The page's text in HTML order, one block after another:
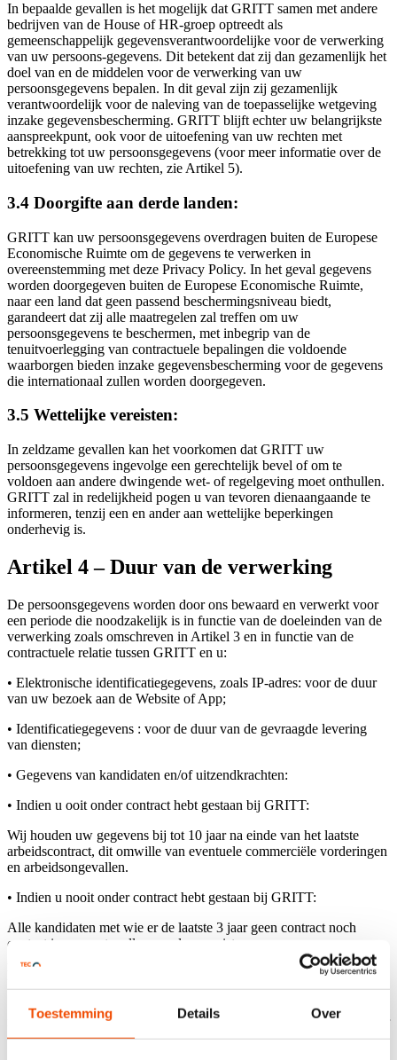
Toestemming Details Over
In bepaalde gevallen is het mogelijk dat GRITT samen met andere
bedrijven van de House of HR-groep optreedt als
gemeenschappelijk gegevensverantwoordelijke voor de verwerking
van uw persoons-gegevens. Dit betekent dat zij dan gezamenlijk het
doel van en de middelen voor de verwerking van uw
persoonsgegevens bepalen. In dit geval zijn zij gezamenlijk
verantwoordelijk voor de naleving van de toepasselijke wetgeving
inzake gegevensbescherming. GRITT blijft echter uw belangrijkste
aanspreekpunt, ook voor de uitoefening van uw rechten met
betrekking tot uw persoonsgegevens (voor meer informatie over de
uitoefening van uw rechten, zie Artikel 5).
3.4 Doorgifte aan derde landen:
GRITT kan uw persoonsgegevens overdragen buiten de Europese
Economische Ruimte om de gegevens te verwerken in
overeenstemming met deze Privacy Policy. In het geval gegevens
worden doorgegeven buiten de Europese Economische Ruimte,
naar een land dat geen passend beschermingsniveau biedt,
garandeert dat zij alle maatregelen zal treffen om uw
persoonsgegevens te beschermen, met inbegrip van de
tenuitvoerlegging van contractuele bepalingen die voldoende
waarborgen bieden inzake gegevensbescherming voor de gegevens
die internationaal zullen worden doorgegeven.
3.5 Wettelijke vereisten:
In zeldzame gevallen kan het voorkomen dat GRITT uw
persoonsgegevens ingevolge een gerechtelijk bevel of om te
voldoen aan andere dwingende wet- of regelgeving moet onthullen.
GRITT zal in redelijkheid pogen u van tevoren dienaangaande te
informeren, tenzij een en ander aan wettelijke beperkingen
onderhevig is.
Artikel 4 – Duur van de verwerking
De persoonsgegevens worden door ons bewaard en verwerkt voor
een periode die noodzakelijk is in functie van de doeleinden van de
verwerking zoals omschreven in Artikel 3 en in functie van de
contractuele relatie tussen GRITT en u:
• Elektronische identificatiegegevens, zoals IP-adres: voor de duur
van uw bezoek aan de Website of App;
• Identificatiegegevens : voor de duur van de gevraagde levering
van diensten;
• Gegevens van kandidaten en/of uitzendkrachten:
• Indien u ooit onder contract hebt gestaan bij GRITT:
Wij houden uw gegevens bij tot 10 jaar na einde van het laatste
arbeidscontract, dit omwille van eventuele commerciële vorderingen
en arbeidsongevallen.
• Indien u nooit onder contract hebt gestaan bij GRITT:
Alle kandidaten met wie er de laatste 3 jaar geen contract noch
contact is geweest, zullen worden gewist.
Alle kandidaten zullen 3 jaar in de database worden gehouden, dit in
• Identificatiegegevens van opdrachtgever, klant of andere zakelijke
relatie: voor de duur van de gevraagde levering van diensten en voor
de naleving van onze wettelijke verplichtingen;